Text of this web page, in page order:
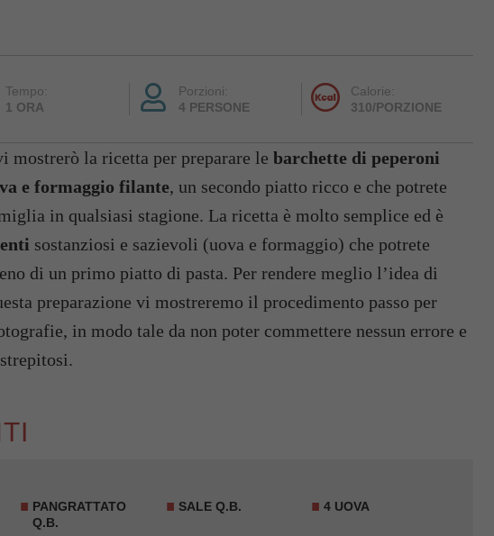
Tempo:
1 ORA
Porzioni:
4 PERSONE
Calorie:
310/PORZIONE
mostrerò la ricetta per preparare le barchette di peperoni
e formaggio filante, un secondo piatto ricco e che potrete
in qualsiasi stagione. La ricetta è molto semplice ed è
sostanziosi e sazievoli (uova e formaggio) che potrete
di un primo piatto di pasta. Per rendere meglio l’idea di
preparazione vi mostreremo il procedimento passo per
in modo tale da non poter commettere nessun errore e
PANGRATTATO
Q.B.
SALE Q.B. 4 UOVA